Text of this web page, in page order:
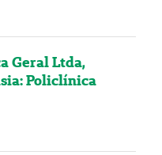
Geral Ltda,
Policlínica